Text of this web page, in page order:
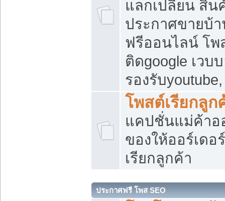
แลกเปลี่ยน สิน
ประกาศขายบ้
ฟรีออนไลน์ โพ
ติดgoogle เวบ
รองรับ
โพสต์เรียกลูก
แคปชั่นแม่ค้าอ
ของให้ออร์เดอ
เรียกลูกค้า
ประกาศฟรี โพส SEO